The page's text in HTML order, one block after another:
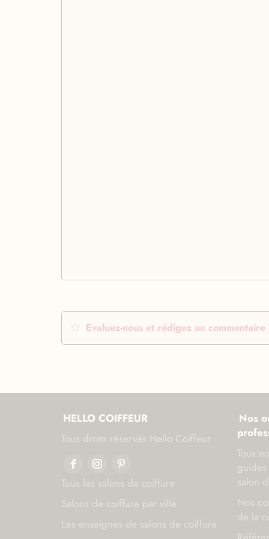
Evaluez-nous et rédigez un commentaire
HELLO COIFFEUR
Tous droits réservés Hello Coiffeur
Tous les salons de coiffure
Salons de coiffure par ville
Les enseignes de salons de coiffure
Nos
Tous
salon
Nos
de la